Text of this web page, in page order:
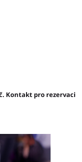
Kontakt pro rezervaci